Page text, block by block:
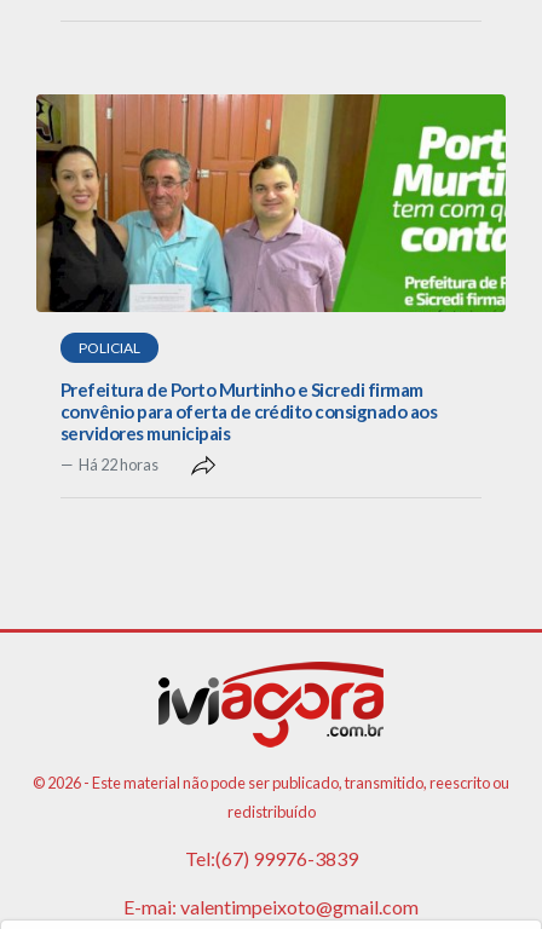
POLICIAL
Prefeitura de Porto Murtinho e Sicredi firmam
convênio para oferta de crédito consignado aos
servidores municipais
Há 22 horas
© 2026 - Este material não pode ser publicado, transmitido, reescrito ou
redistribuído
Tel:(67) 99976-3839
E-mai: valentimpeixoto@gmail.com